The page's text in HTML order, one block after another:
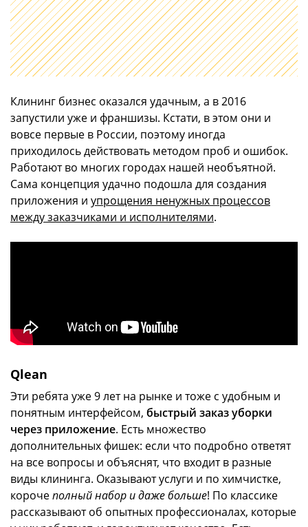
Клининг бизнес оказался удачным, а в 2016
запустили уже и франшизы. Кстати, в этом они и
вовсе первые в России, поэтому иногда
приходилось действовать методом проб и ошибок.
Работают во многих городах нашей необъятной.
Сама концепция удачно подошла для создания
приложения и упрощения ненужных процессов
между заказчиками и исполнителями.
Qlean
Эти ребята уже 9 лет на рынке и тоже с удобным и
понятным интерфейсом, быстрый заказ уборки
через приложение. Есть множество
дополнительных фишек: если что подробно ответят
на все вопросы и объяснят, что входит в разные
виды клининга. Оказывают услуги и по химчистке,
корочеполный набор и даже больше! По классике
рассказывают об опытных профессионалах, которые